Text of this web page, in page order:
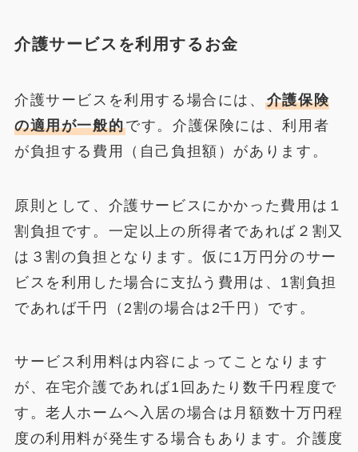
介護サービスを利用するお金
介護サービスを利用する場合には、 介護保険
の適用が一般的です。介護保険には、利用者
が負担する費用（自己負担額）があります。
原則として、介護サービスにかかった費用は１
割負担です。一定以上の所得者であれば２割又
は３割の負担となります。仮に1万円分のサー
ビスを利用した場合に支払う費用は、1割負担
であれば千円（2割の場合は2千円）です。
サービス利用料は内容によってことなります
が、在宅介護であれば1回あたり数千円程度で
す。老人ホームへ入居の場合は月額数十万円程
度の利用料が発生する場合もあります。介護度